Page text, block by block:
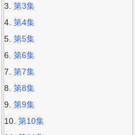
第3集
第4集
第5集
第6集
第7集
第8集
第9集
第10集